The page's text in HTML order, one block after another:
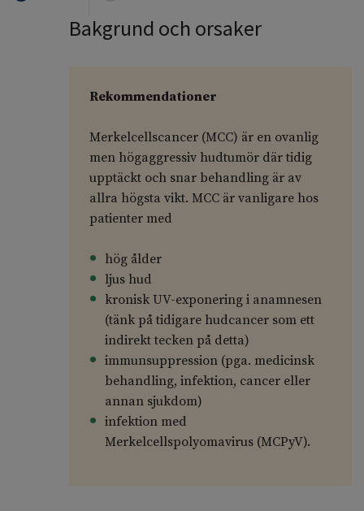
Bakgrund och orsaker
Rekommendationer
Merkelcellscancer (MCC) är en ovanlig
men högaggressiv hudtumör där tidig
upptäckt och snar behandling är av
allra högsta vikt. MCC är vanligare hos
patienter med
hög ålder
ljus hud
kronisk UV-exponering i anamnesen
(tänk på tidigare hudcancer som ett
indirekt tecken på detta)
immunsuppression (pga. medicinsk
behandling, infektion, cancer eller
annan sjukdom)
infektion med
Merkelcellspolyomavirus (MCPyV).